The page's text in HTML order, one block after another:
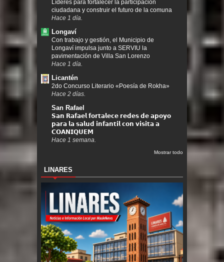
Líderes para fortalecer la participación
ciudadana y construir el futuro de la comuna
Hace 1 día.
Longaví
Con trabajo y gestión, el Municipio de
Longaví impulsa junto a SERVIU la
pavimentación de Villa San Lorenzo
Hace 1 día.
Licantén
2do Concurso Literario «Poesía de Rokha»
Hace 2 días.
San Rafael
𝗦𝗮𝗻 𝗥𝗮𝗳𝗮𝗲𝗹 𝗳𝗼𝗿𝘁𝗮𝗹𝗲𝗰𝗲 𝗿𝗲𝗱𝗲𝘀 𝗱𝗲 𝗮𝗽𝗼𝘆𝗼
𝗽𝗮𝗿𝗮 𝗹𝗮 𝘀𝗮𝗹𝘂𝗱 𝗶𝗻𝗳𝗮𝗻𝘁𝗶𝗹 𝗰𝗼𝗻 𝘃𝗶𝘀𝗶𝘁𝗮 𝗮
𝗖𝗢𝗔𝗡𝗜𝗤𝗨𝗘𝗠
Hace 1 semana.
Mostrar todo
LINARES